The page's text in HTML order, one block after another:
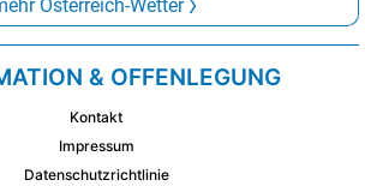
Österreich-Wetter
& OFFENLEGUNG
Kontakt
Impressum
Datenschutzrichtlinie